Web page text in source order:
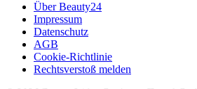
Über Beauty24
Impressum
Datenschutz
AGB
Cookie-Richtlinie
Rechtsverstoß melden